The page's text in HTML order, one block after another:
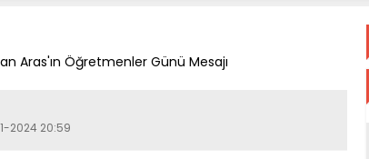
Aras'ın Öğretmenler Günü Mesajı
2024 20:59